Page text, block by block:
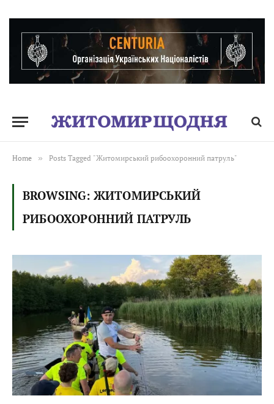
Home » Posts Tagged "Житомирський рибоохоронний патруль"
BROWSING: ЖИТОМИРСЬКИЙ
РИБООХОРОННИЙ ПАТРУЛЬ